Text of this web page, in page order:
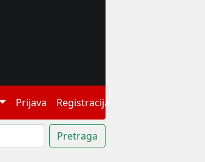
Prijava Registracija